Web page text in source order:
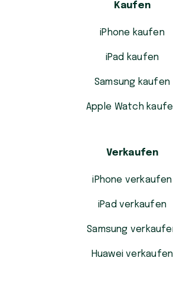
Kaufen
iPhone kaufen
iPad kaufen
Samsung kaufen
Apple Watch
Verkaufen
iPhone verkaufen
iPad verkaufen
Samsung
Huawei verkaufen